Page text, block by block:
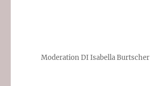
Moderation DI Isabella Burtscher